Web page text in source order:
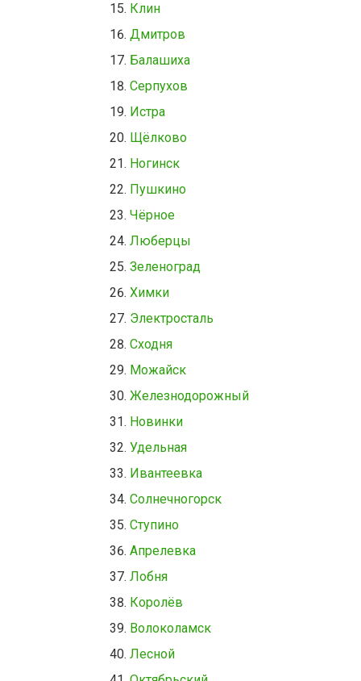
Клин
Дмитров
Балашиха
Серпухов
Истра
Щёлково
Ногинск
Пушкино
Чёрное
Люберцы
Зеленоград
Химки
Электросталь
Сходня
Можайск
Железнодорожный
Новинки
Удельная
Ивантеевка
Солнечногорск
Ступино
Апрелевка
Лобня
Королёв
Волоколамск
Лесной